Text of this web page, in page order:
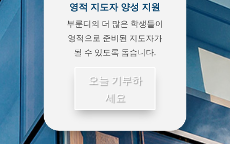
영적 지도자 양성 지원
부룬디의 더 많은 학생들이
영적으로 준비된 지도자가
될 수 있도록 돕습니다.
오늘 기부하
세요